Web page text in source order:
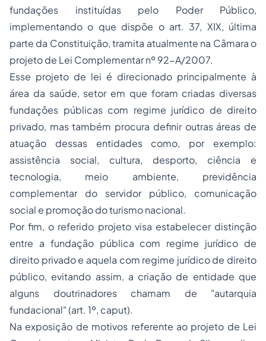
fundações instituídas pelo Poder Público,
implementando o que dispõe o art. 37, XIX, última
parte da Constituição, tramita atualmente na Câmara o
projeto de Lei Complementar nº 92-A/2007.
Esse projeto de lei é direcionado principalmente à
área da saúde, setor em que foram criadas diversas
fundações públicas com regime jurídico de direito
privado, mas também procura definir outras áreas de
atuação dessas entidades como, por exemplo:
assistência social, cultura, desporto, ciência e
tecnologia, meio ambiente, previdência
complementar do servidor público, comunicação
social e promoção do turismo nacional.
Por fim, o referido projeto visa estabelecer distinção
entre a fundação pública com regime jurídico de
direito privado e aquela com regime jurídico de direito
público, evitando assim, a criação de entidade que
alguns doutrinadores chamam de "autarquia
fundacional" (art. 1º, caput).
Na exposição de motivos referente ao projeto de Lei